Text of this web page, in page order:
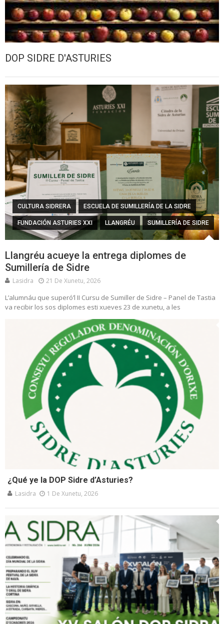
DOP SIDRE D'ASTURIES
CULTURA SIDRERA ESCUELA DE SUMILLERÍA DE LA SIDRE
FUNDACIÓN ASTURIES XXI LLANGRÉU SUMILLERÍA DE SIDRE
Llangréu acueye la entrega diplomes de
Sumillería de Sidre
Lasidra 21 De Xunetu, 2026
L’alumnáu que superó’l II Cursu de Sumiller de Sidre – Panel de Tastia
va recibir los sos diplomes esti xueves 23 de xunetu, a les
¿Qué ye la DOP Sidre d’Asturies?
Lasidra 1 De Xunetu, 2026